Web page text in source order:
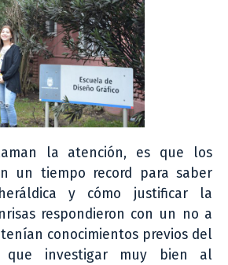
la atención, es que los
un tiempo record para saber
y cómo justificar la
respondieron con un no a
conocimientos previos del
que investigar muy bien al